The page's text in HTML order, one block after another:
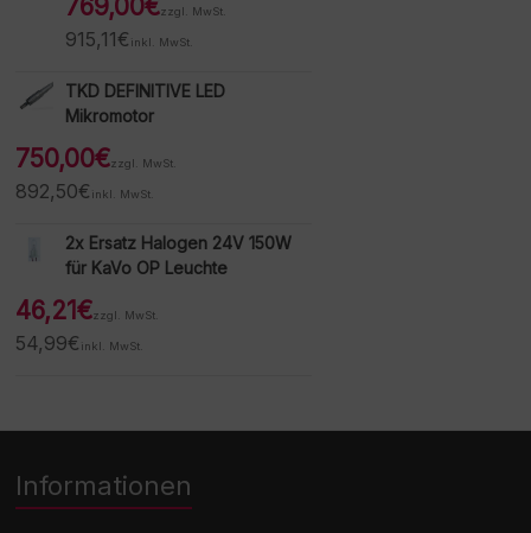
769,00€zzgl. MwSt.
915,11€ inkl. MwSt.
TKD DEFINITIVE LED
Mikromotor
750,00€zzgl. MwSt.
892,50€ inkl. MwSt.
2x Ersatz Halogen 24V 150W
für KaVo OP Leuchte
46,21€zzgl. MwSt.
54,99€ inkl. MwSt.
Informationen